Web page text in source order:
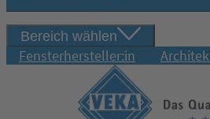
Bereich wählen
Fensterhersteller:in